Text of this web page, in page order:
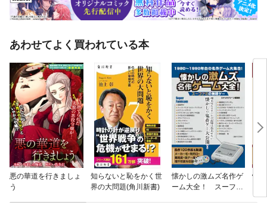
あわせてよく買われている本
悪の華道を行きましょ
う
知らないと恥をかく世
界の大問題(角川新書)
懐かしの激ムズ名作ゲ
ーム大全！ スーファ
懐
ン